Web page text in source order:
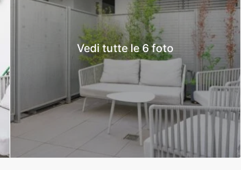
Vedi tutte le 6 foto